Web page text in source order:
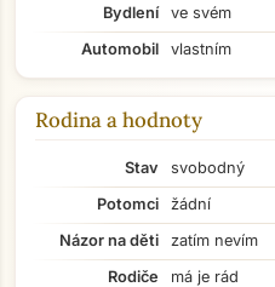
Bydlení
ve svém
Automobil
vlastním
Rodina a hodnoty
Stav
svobodný
Potomci
žádní
Názor na děti
zatím nevím
Rodiče
má je rád